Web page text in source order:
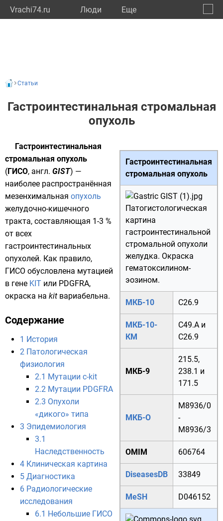
Vrachi74.ru Люди Eще
Статьи
Гастроинтестинальная стромальная
опухоль
Гастроинтестинальная
стромальная опухоль
Патогистологическая
картина
гастроинтестинальной
стромальной опухоли
желудка. Окраска
гематоксилином-
эозином.
МКБ-10 C26.9
МКБ-10-
КМ
C49.A и
C26.9
МКБ-9
215.5,
238.1 и
171.5
МКБ-О
M8936/0
-
M8936/3
OMIM 606764
DiseasesDB 33849
MeSH D046152
Гастроинтестинальная
стромальная опухоль
(ГИСО, англ. GIST) —
наиболее распространённая
мезенхимальная опухоль
желудочно-кишечного
тракта, составляющая 1-3 %
от всех
гастроинтестинальных
опухолей. Как правило,
ГИСО обусловлена мутацией
в гене KIT или PDGFRA,
окраска на kit вариабельна.
Содержание
1 История
2 Патологическая
физиология
2.1 Мутации c-kit
2.2 Мутации PDGFRA
2.3 Опухоли
«дикого» типа
3 Эпидемиология
3.1
Наследственность
4 Клиническая картина
5 Диагностика
6 Радиологические
исследования
6.1 Небольшие ГИСО